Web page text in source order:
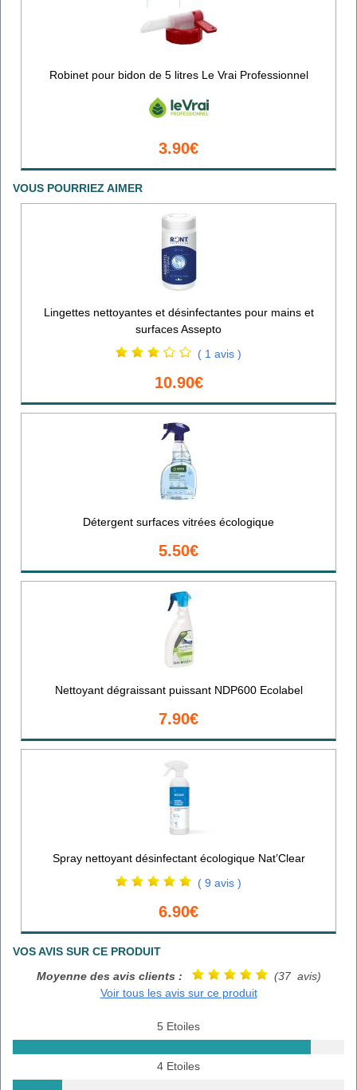
Robinet pour bidon de 5 litres Le Vrai Professionnel
3.90€
VOUS POURRIEZ AIMER
Lingettes nettoyantes et désinfectantes pour mains et
surfaces Assepto
( 1 avis )
10.90€
Détergent surfaces vitrées écologique
5.50€
Nettoyant dégraissant puissant NDP600 Ecolabel
7.90€
Spray nettoyant désinfectant écologique Nat’Clear
( 9 avis )
6.90€
VOS AVIS SUR CE PRODUIT
Moyenne des avis clients :
(37 avis)
Voir tous les avis sur ce produit
5 Etoiles
4 Etoiles